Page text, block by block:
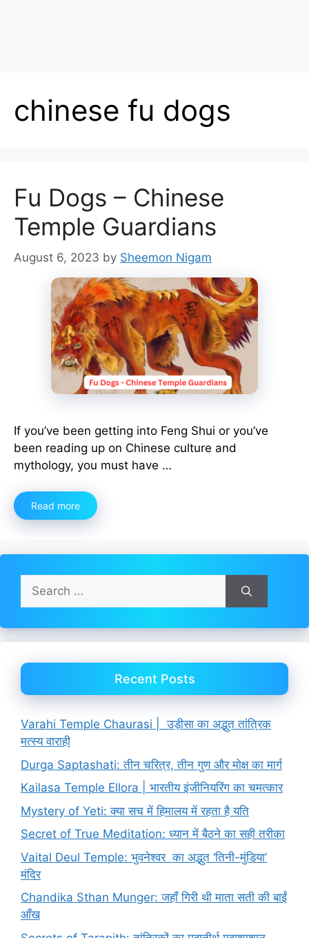
chinese fu dogs
Fu Dogs – Chinese
Temple Guardians
August 6, 2023 by Sheemon Nigam
If you’ve been getting into Feng Shui or you’ve
been reading up on Chinese culture and
mythology, you must have …
Read more
Search
for:
Recent Posts
Varahi Temple Chaurasi | उड़ीसा का अद्भुत तांत्रिक
मत्स्य वाराही
Durga Saptashati: तीन चरित्र, तीन गुण और मोक्ष का मार्ग
Kailasa Temple Ellora | भारतीय इंजीनियरिंग का चमत्कार
Mystery of Yeti: क्या सच में हिमालय में रहता है यति
Secret of True Meditation: ध्यान में बैठने का सही तरीका
Vaital Deul Temple: भुवनेश्वर का अद्भुत ‘तिनी-मुंडिया’
मंदिर
Chandika Sthan Munger: जहाँ गिरी थी माता सती की बाईं
आँख